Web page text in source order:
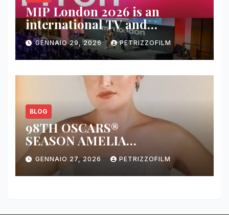
MIP London 2026 is an
international TV and
streaming content market
GENNAIO 29, 2026 PETRIZZOFILM
BLOG
98TH OSCARS®
SEASON AMELIA
DIMOLDENBERG RETURNS
FOR THIRD YEAR
GENNAIO 27, 2026 PETRIZZOFILM